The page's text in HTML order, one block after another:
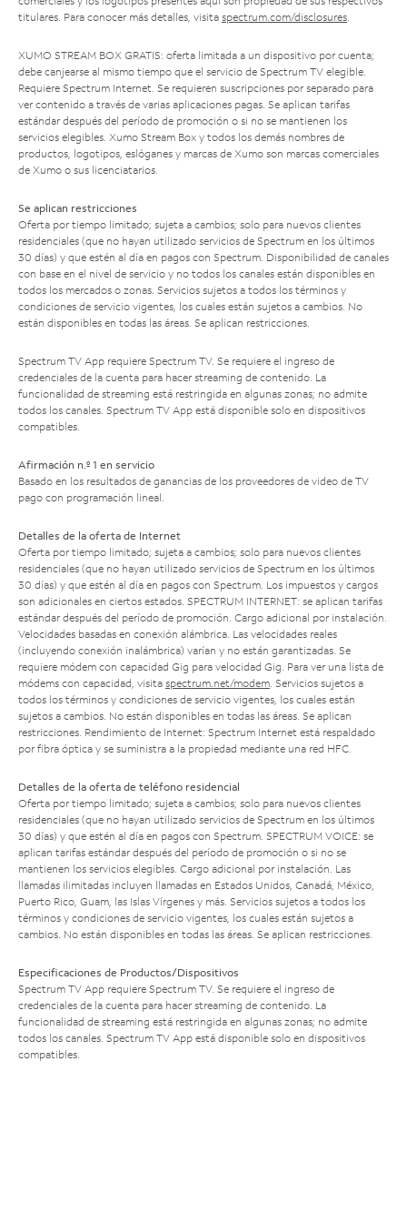
titulares. Para conocer más detalles, visita spectrum.com/disclosures.
XUMO STREAM BOX GRATIS: oferta limitada a un dispositivo por cuenta;
debe canjearse al mismo tiempo que el servicio de Spectrum TV elegible.
Requiere Spectrum Internet. Se requieren suscripciones por separado para
ver contenido a través de varias aplicaciones pagas. Se aplican tarifas
estándar después del período de promoción o si no se mantienen los
servicios elegibles. Xumo Stream Box y todos los demás nombres de
productos, logotipos, eslóganes y marcas de Xumo son marcas comerciales
de Xumo o sus licenciatarios.
Se aplican restricciones
Oferta por tiempo limitado; sujeta a cambios; solo para nuevos clientes
residenciales (que no hayan utilizado servicios de Spectrum en los últimos
30 días) y que estén al día en pagos con Spectrum. Disponibilidad de canales
con base en el nivel de servicio y no todos los canales están disponibles en
todos los mercados o zonas. Servicios sujetos a todos los términos y
condiciones de servicio vigentes, los cuales están sujetos a cambios. No
están disponibles en todas las áreas. Se aplican restricciones.
Spectrum TV App requiere Spectrum TV. Se requiere el ingreso de
credenciales de la cuenta para hacer streaming de contenido. La
funcionalidad de streaming está restringida en algunas zonas; no admite
todos los canales. Spectrum TV App está disponible solo en dispositivos
compatibles.
Afirmación n.º 1 en servicio
Basado en los resultados de ganancias de los proveedores de video de TV
pago con programación lineal.
Detalles de la oferta de Internet
Oferta por tiempo limitado; sujeta a cambios; solo para nuevos clientes
residenciales (que no hayan utilizado servicios de Spectrum en los últimos
30 días) y que estén al día en pagos con Spectrum. Los impuestos y cargos
son adicionales en ciertos estados. SPECTRUM INTERNET: se aplican tarifas
estándar después del período de promoción. Cargo adicional por instalación.
Velocidades basadas en conexión alámbrica. Las velocidades reales
(incluyendo conexión inalámbrica) varían y no están garantizadas. Se
requiere módem con capacidad Gig para velocidad Gig. Para ver una lista de
módems con capacidad, visita spectrum.net/modem. Servicios sujetos a
todos los términos y condiciones de servicio vigentes, los cuales están
sujetos a cambios. No están disponibles en todas las áreas. Se aplican
restricciones. Rendimiento de Internet: Spectrum Internet está respaldado
por fibra óptica y se suministra a la propiedad mediante una red HFC.
Detalles de la oferta de teléfono residencial
Oferta por tiempo limitado; sujeta a cambios; solo para nuevos clientes
residenciales (que no hayan utilizado servicios de Spectrum en los últimos
30 días) y que estén al día en pagos con Spectrum. SPECTRUM VOICE: se
aplican tarifas estándar después del período de promoción o si no se
mantienen los servicios elegibles. Cargo adicional por instalación. Las
llamadas ilimitadas incluyen llamadas en Estados Unidos, Canadá, México,
Puerto Rico, Guam, las Islas Vírgenes y más. Servicios sujetos a todos los
términos y condiciones de servicio vigentes, los cuales están sujetos a
cambios. No están disponibles en todas las áreas. Se aplican restricciones.
Especificaciones de Productos/Dispositivos
Spectrum TV App requiere Spectrum TV. Se requiere el ingreso de
credenciales de la cuenta para hacer streaming de contenido. La
funcionalidad de streaming está restringida en algunas zonas; no admite
todos los canales. Spectrum TV App está disponible solo en dispositivos
compatibles.